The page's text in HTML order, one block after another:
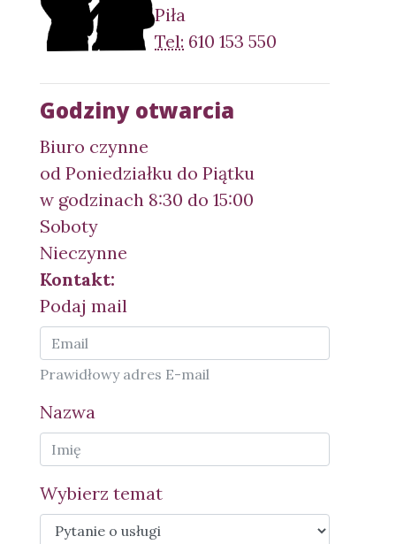
Piła
Tel: 610 153 550
Godziny otwarcia
Biuro czynne
od Poniedziałku do Piątku
w godzinach 8:30 do 15:00
Soboty
Nieczynne
Kontakt:
Podaj mail
Prawidłowy adres E-mail
Nazwa
Wybierz temat